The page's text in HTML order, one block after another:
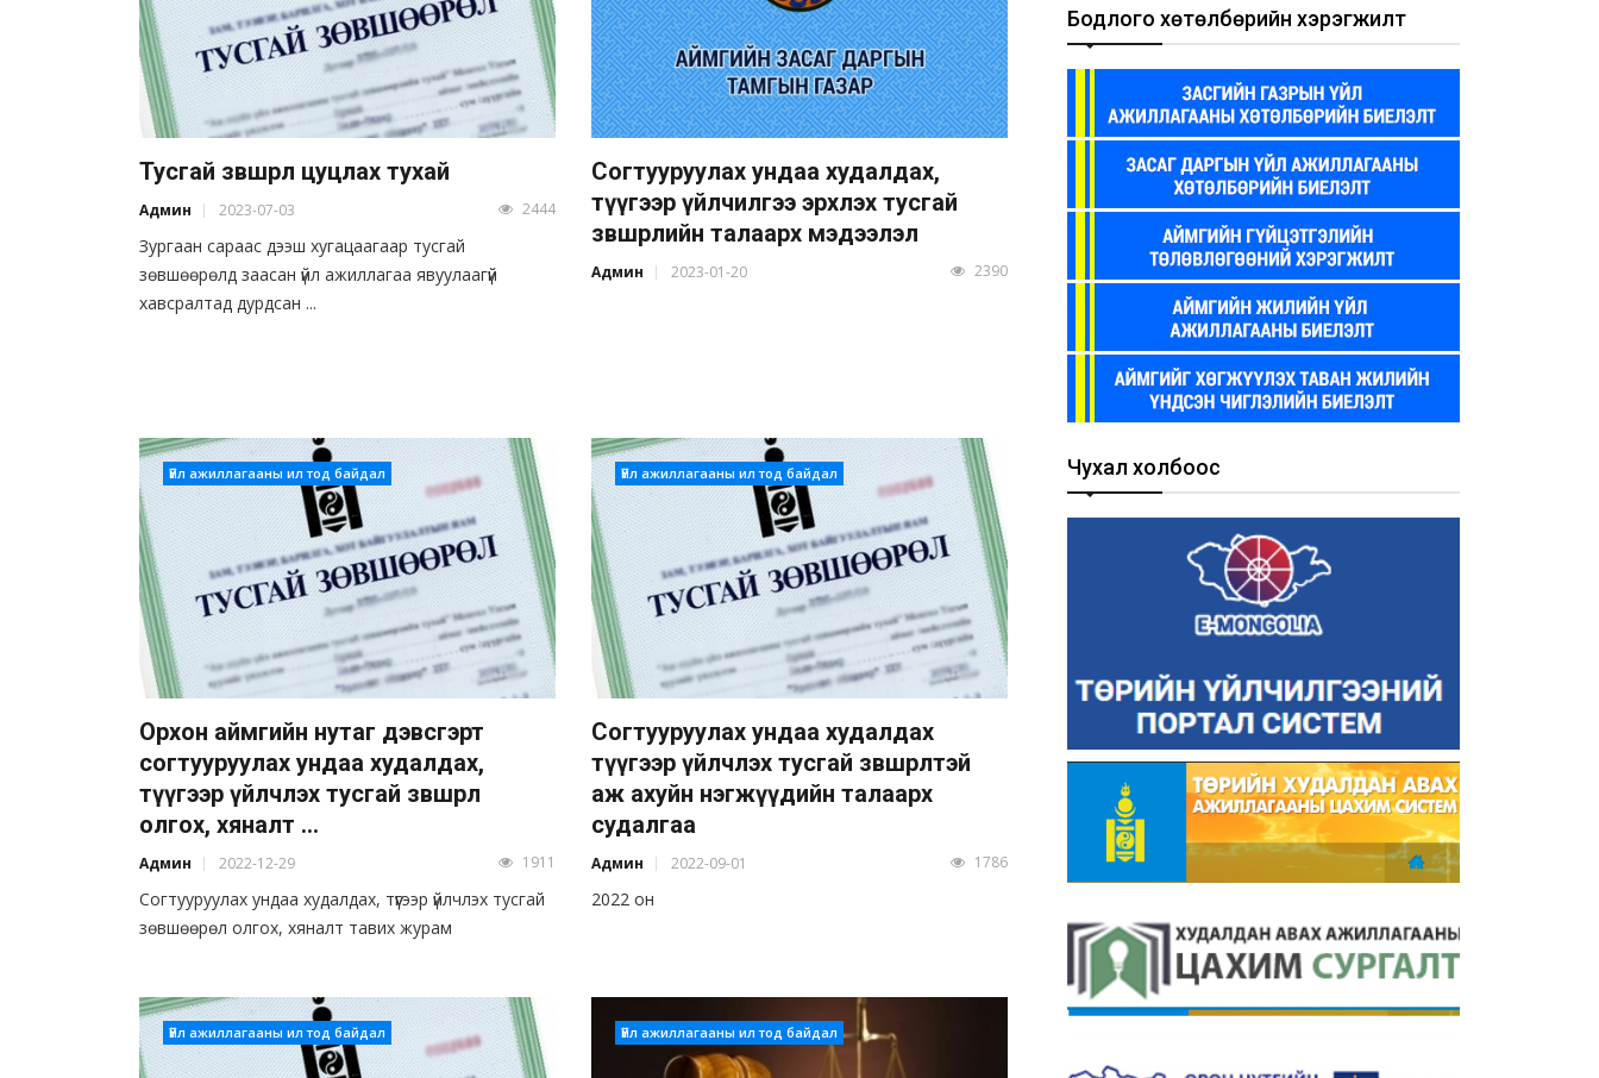
Тусгай зөвшөөрөл цуцлах тухай
Админ 2023-07-03 2444
Зургаан сараас дээш хугацаагаар тусгай
зөвшөөрөлд заасан үйл ажиллагаа явуулаагүй
хавсралтад дурдсан ...
Согтууруулах ундаа худалдах,
түүгээр үйлчилгээ эрхлэх тусгай
зөвшөөрлийн талаарх мэдээлэл
Админ 2023-01-20 2390
Үйл ажиллагааны ил тод байдал
Орхон аймгийн нутаг дэвсгэрт
согтууруулах ундаа худалдах,
түүгээр үйлчлэх тусгай зөвшөөрөл
олгох, хяналт ...
Админ 2022-12-29 1911
Согтууруулах ундаа худалдах, түүгээр үйлчлэх тусгай
зөвшөөрөл олгох, хяналт тавих журам
Үйл ажиллагааны ил тод байдал
Согтууруулах ундаа худалдах
түүгээр үйлчлэх тусгай зөвшөөрөлтэй
аж ахуйн нэгжүүдийн талаарх
судалгаа
Админ 2022-09-01 1786
2022 он
Үйл ажиллагааны ил тод байдал Үйл ажиллагааны ил тод байдал
Бодлого хөтөлбөрийн хэрэгжилт
Чухал холбоос